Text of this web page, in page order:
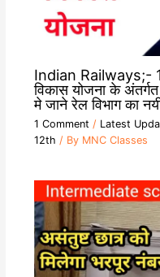
Indian Railways;-
विकास योजना के
मे जाने रेल विभाग का
1 Comment / Latest
12th / By MNC Classes